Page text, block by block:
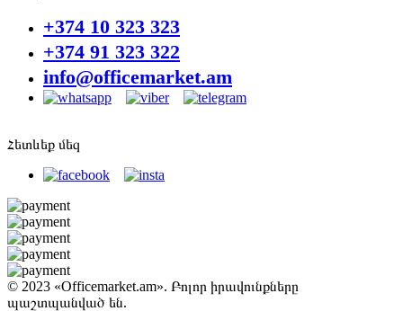
+374 10 323 323
+374 91 323 322
info@officemarket.am
Հետևեք մեզ
© 2023 «Officemarket.am». Բոլոր իրավունքները
պաշտպանված են.